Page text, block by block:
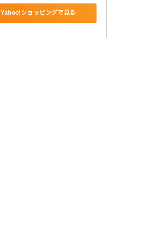
Yahoo!ショッピングで見る